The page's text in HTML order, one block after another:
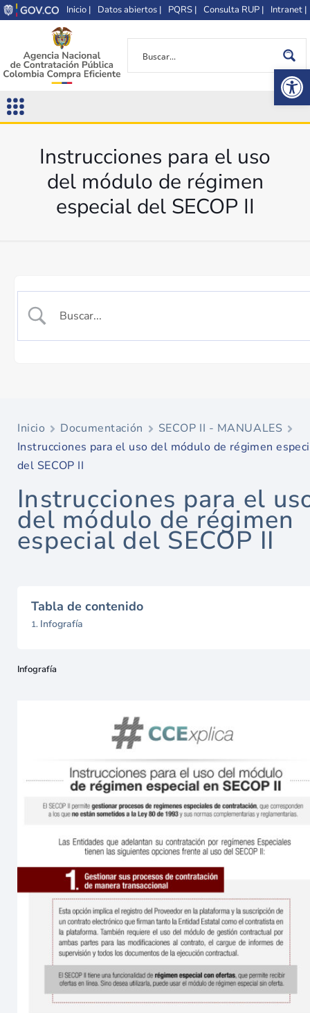
Inicio | Datos abiertos | PQRS | Consulta RUP | Intranet |
Instrucciones para el uso
del módulo de régimen
especial del SECOP II
Inicio Documentación
SECOP II - MANUALES
Instrucciones para el uso del módulo de régimen
del SECOP II
Instrucciones para el
del módulo de régimen
especial del SECOP II
Tabla de contenido
Infografía
Infografía